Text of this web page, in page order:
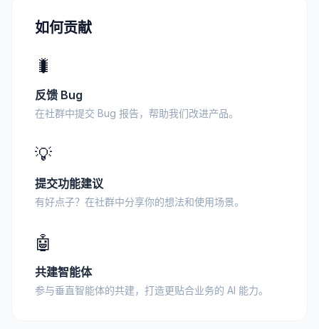
如何贡献
🐛
反馈 Bug
在社群中提交 Bug 报告，帮助我们改进产品。
💡
提交功能建议
有好点子？在社群中分享你的想法和使用场景。
🤖
共建智能体
参与垂直智能体的共建，打造更贴合业务的 AI 能力。